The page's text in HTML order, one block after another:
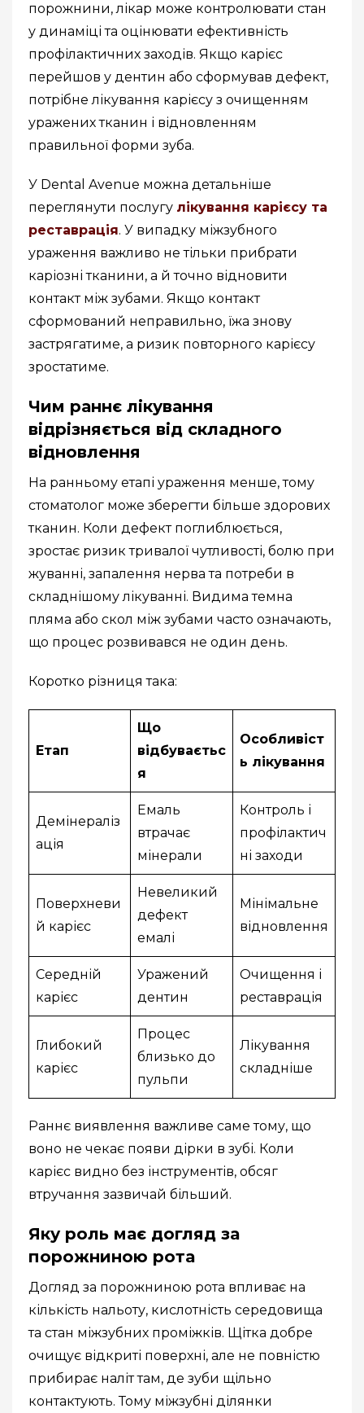
порожнини, лікар може контролювати стан
у динаміці та оцінювати ефективність
профілактичних заходів. Якщо карієс
перейшов у дентин або сформував дефект,
потрібне лікування карієсу з очищенням
уражених тканин і відновленням
правильної форми зуба.
У Dental Avenue можна детальніше
переглянути послугу лікування карієсу та
реставрація. У випадку міжзубного
ураження важливо не тільки прибрати
каріозні тканини, а й точно відновити
контакт між зубами. Якщо контакт
сформований неправильно, їжа знову
застрягатиме, а ризик повторного карієсу
зростатиме.
Чим раннє лікування
відрізняється від складного
відновлення
На ранньому етапі ураження менше, тому
стоматолог може зберегти більше здорових
тканин. Коли дефект поглиблюється,
зростає ризик тривалої чутливості, болю при
жуванні, запалення нерва та потреби в
складнішому лікуванні. Видима темна
пляма або скол між зубами часто означають,
що процес розвивався не один день.
Коротко різниця така:
Етап
Що
відбуваєтьс
я
Особливіст
ь лікування
Демінераліз
ація
Емаль
втрачає
мінерали
Контроль і
профілактич
ні заходи
Поверхневи
й карієс
Невеликий
дефект
емалі
Мінімальне
відновлення
Середній
карієс
Уражений
дентин
Очищення і
реставрація
Глибокий
карієс
Процес
близько до
пульпи
Лікування
складніше
Раннє виявлення важливе саме тому, що
воно не чекає появи дірки в зубі. Коли
карієс видно без інструментів, обсяг
втручання зазвичай більший.
Яку роль має догляд за
порожниною рота
Догляд за порожниною рота впливає на
кількість нальоту, кислотність середовища
та стан міжзубних проміжків. Щітка добре
очищує відкриті поверхні, але не повністю
прибирає наліт там, де зуби щільно
контактують. Тому міжзубні ділянки